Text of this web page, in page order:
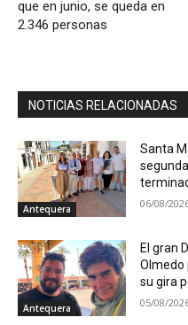
que en junio, se queda en
2.346 personas
NOTICIAS RELACIONADAS
Antequera
Santa
06/08/
Antequera
El gran
Olmedo
su gira
05/08/